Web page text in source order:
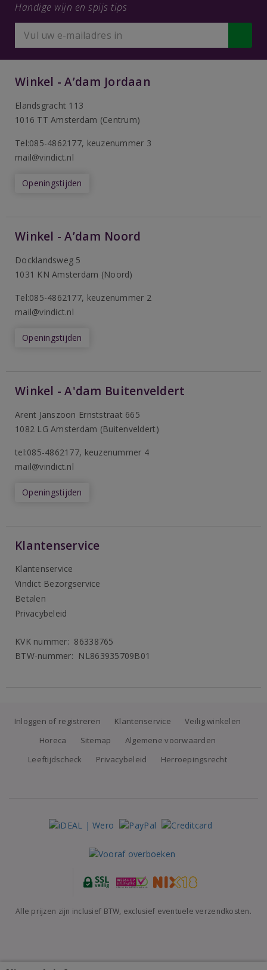
Handige wijn en spijs tips
Winkel - A’dam Jordaan
Elandsgracht 113
1016 TT Amsterdam (Centrum)
Tel:085-4862177, keuzenummer 3
mail@vindict.nl
Openingstijden
Winkel - A’dam Noord
Docklandsweg 5
1031 KN Amsterdam (Noord)
Tel:085-4862177, keuzenummer 2
mail@vindict.nl
Openingstijden
Winkel - A'dam Buitenveldert
Arent Janszoon Ernststraat 665
1082 LG Amsterdam (Buitenveldert)
tel:085-4862177, keuzenummer 4
mail@vindict.nl
Openingstijden
Klantenservice
Klantenservice
Vindict Bezorgservice
Betalen
Privacybeleid
KVK nummer: 86338765
BTW-nummer: NL863935709B01
Inloggen of registreren Klantenservice
Veilig winkelen
Horeca
Sitemap
Algemene voorwaarden
Leeftijdscheck
Privacybeleid Herroepingsrecht
Alle prijzen zijn inclusief BTW, exclusief eventuele verzendkosten.